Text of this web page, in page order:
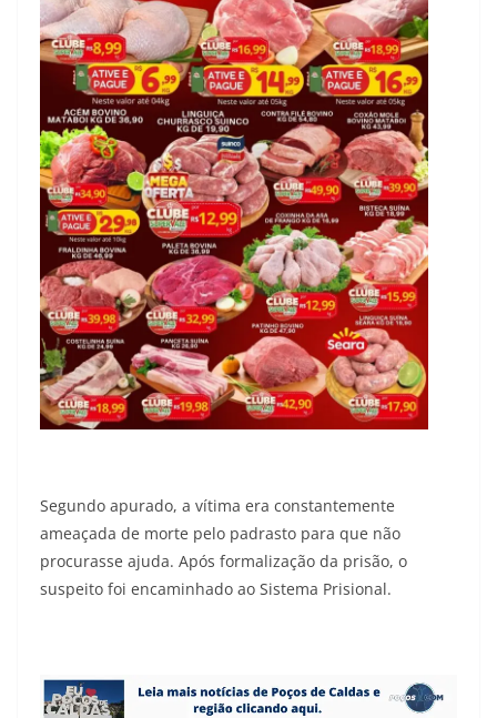
Segundo apurado, a vítima era constantemente
ameaçada de morte pelo padrasto para que não
procurasse ajuda. Após formalização da prisão, o
suspeito foi encaminhado ao Sistema Prisional.